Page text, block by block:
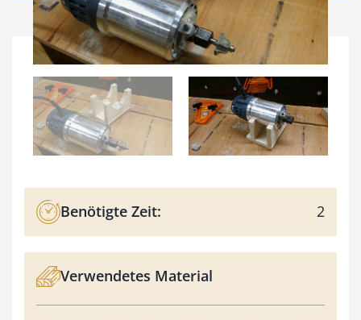
Benötigte Zeit: 2
Verwendetes Material